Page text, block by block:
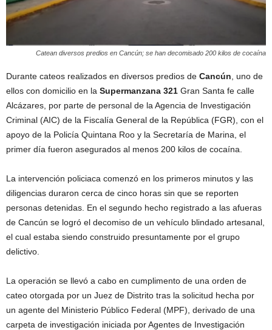
Catean diversos predios en Cancún; se han decomisado 200 kilos de cocaína
Durante cateos realizados en diversos predios de Cancún , uno de
ellos con domicilio en la Supermanzana 321 Gran Santa fe calle
Alcázares, por parte de personal de la Agencia de Investigación
Criminal (AIC) de la Fiscalía General de la República (FGR), con el
apoyo de la Policía Quintana Roo y la Secretaría de Marina, el
primer día fueron asegurados al menos 200 kilos de cocaína.
La intervención policiaca comenzó en los primeros minutos y las
diligencias duraron cerca de cinco horas sin que se reporten
personas detenidas. En el segundo hecho registrado a las afueras
de Cancún se logró el decomiso de un vehículo blindado artesanal,
el cual estaba siendo construido presuntamente por el grupo
delictivo.
La operación se llevó a cabo en cumplimento de una orden de
cateo otorgada por un Juez de Distrito tras la solicitud hecha por
un agente del Ministerio Público Federal (MPF), derivado de una
carpeta de investigación iniciada por Agentes de Investigación